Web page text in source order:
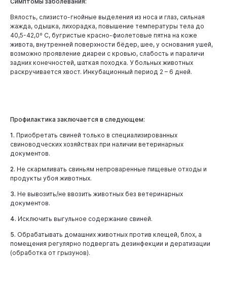
Вялость, слизисто-гнойные выделения из носа и глаз, сильная
жажда, одышка, лихорадка, повышение температуры тела до
40,5-42,0º С, бугристые красно-фиолетовые пятна на коже
живота, внутренней поверхности бёдер, шее, у основания ушей,
возможно проявление диареи с кровью, слабость и параличи
задних конечностей, шаткая походка. У больных животных
раскручивается хвост. Инкубационный период 2 – 6 дней.
Профилактика заключается в следующем:
1. Приобретать свиней только в специализированных
свиноводческих хозяйствах при наличии ветеринарных
документов.
2. Не скармливать свиньям непроваренные пищевые отходы и
продукты убоя животных.
3. Не вывозить/не ввозить животных без ветеринарных
документов.
4. Исключить выгульное содержание свиней.
5. Обрабатывать домашних животных против клещей, блох, а
помещения регулярно подвергать дезинфекции и дератизации
(обработка от грызунов).